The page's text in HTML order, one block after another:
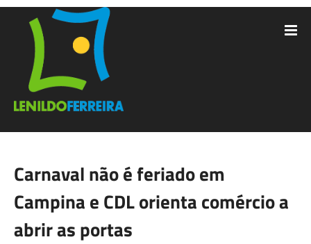
Carnaval não é feriado em
Campina e CDL orienta comércio a
abrir as portas